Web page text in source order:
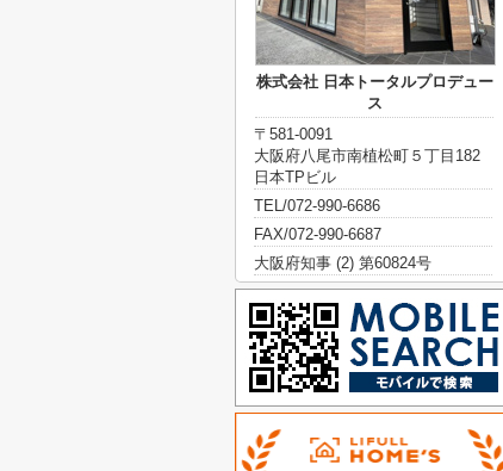
株式会社 日本トータルプロデュー
ス
〒581-0091
大阪府八尾市南植松町５丁目182
日本TPビル
TEL/072-990-6686
FAX/072-990-6687
大阪府知事 (2) 第60824号